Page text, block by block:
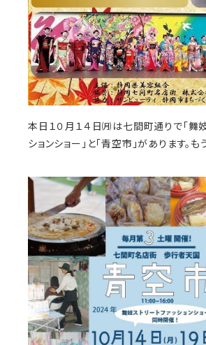
本日１０月１４日㈪は七間町通りで「舞
ションショー」と「青空市」があります。も